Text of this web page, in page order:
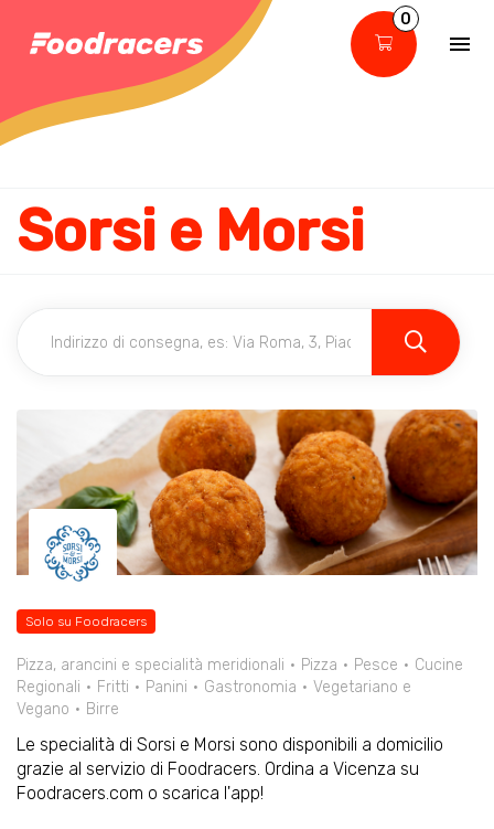
0
Sorsi e Morsi
Solo su Foodracers
Pizza, arancini e specialità meridionali Pizza Pesce
Cucine
Regionali
Fritti Panini Gastronomia
Vegetariano e
Vegano
Birre
Le specialità di Sorsi e Morsi sono disponibili a domicilio
grazie al servizio di Foodracers. Ordina a Vicenza su
Foodracers.com o scarica l'app!